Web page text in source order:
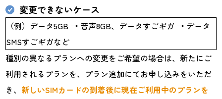
変更できないケース
（例）データ5GB → 音声8GB、データすごギガ → データ
SMSすごギガなど
種別の異なるプランへの変更をご希望の場合は、新たにご
利用されるプランを、プラン追加にてお申し込みをいただ
き、 新しいSIMカードの到着後に現在ご利用中のプランを